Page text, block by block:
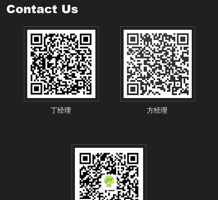
Contact Us
丁经理 方经理